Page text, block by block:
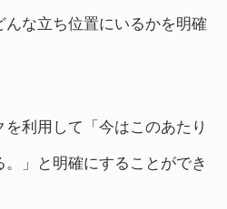
んな立ち位置にいるかを明確
利用して「今はこのあたり
」と明確にすることができ